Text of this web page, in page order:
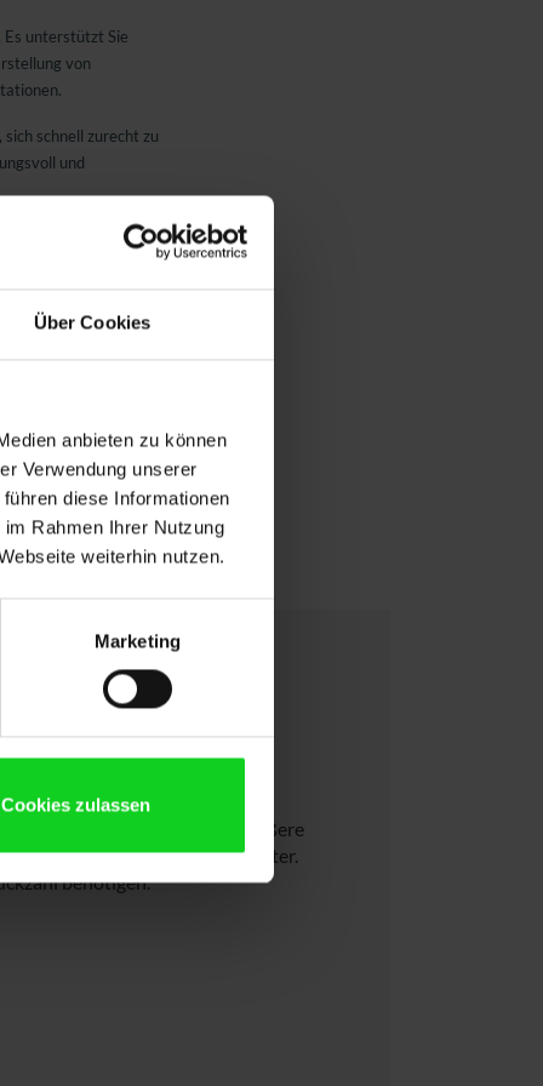
Über Cookies
anbieten zu können
Verwendung unserer
diese Informationen
Rahmen Ihrer Nutzung
weiterhin nutzen.
Marketing
Cookies zulassen
unterstützt Sie
von
schnell zurecht zu
und
10 oder Windows
Links:
und-Los (Click-and-
wie Sie können auch wir größere
reichen wir gerne an Sie weiter.
benötigen.